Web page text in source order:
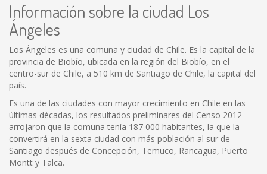
Información sobre la ciudad Los
Ángeles
Los Ángeles es una comuna y ciudad de Chile. Es la capital de la
provincia de Biobío, ubicada en la región del Biobío, en el
centro-sur de Chile, a 510 km de Santiago de Chile, la capital del
país.
Es una de las ciudades con mayor crecimiento en Chile en las
últimas décadas, los resultados preliminares del Censo 2012
arrojaron que la comuna tenía 187 000 habitantes, la que la
convertirá en la sexta ciudad con más población al sur de
Santiago después de Concepción, Temuco, Rancagua, Puerto
Montt y Talca.